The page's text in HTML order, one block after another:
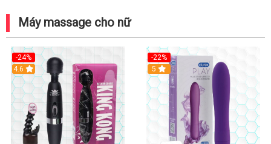
Máy massage cho nữ
-24%
4.6
-22%
Hot
5